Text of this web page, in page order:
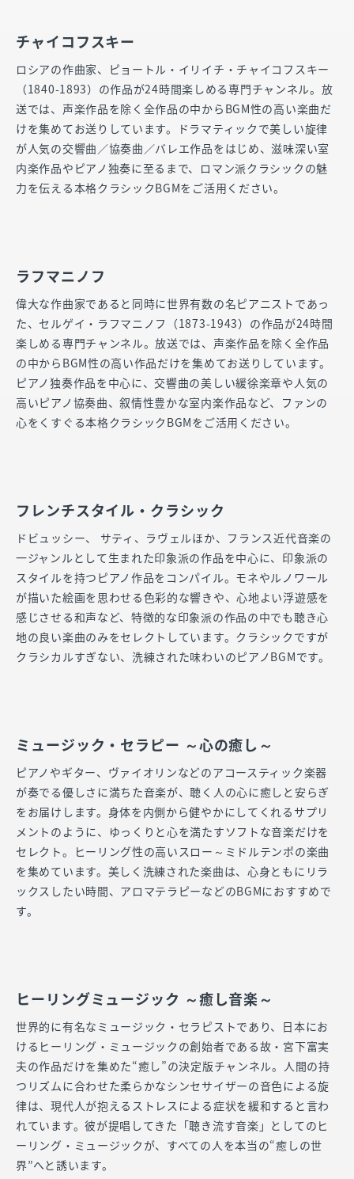
チャイコフスキー
ロシアの作曲家、ピョートル・イリイチ・チャイコフスキー
（1840-1893）の作品が24時間楽しめる専門チャンネル。放
送では、声楽作品を除く全作品の中からBGM性の高い楽曲だ
けを集めてお送りしています。ドラマティックで美しい旋律
が人気の交響曲／協奏曲／バレエ作品をはじめ、滋味深い室
内楽作品やピアノ独奏に至るまで、ロマン派クラシックの魅
力を伝える本格クラシックBGMをご活用ください。
ラフマニノフ
偉大な作曲家であると同時に世界有数の名ピアニストであっ
た、セルゲイ・ラフマニノフ（1873-1943）の作品が24時間
楽しめる専門チャンネル。放送では、声楽作品を除く全作品
の中からBGM性の高い作品だけを集めてお送りしています。
ピアノ独奏作品を中心に、交響曲の美しい緩徐楽章や人気の
高いピアノ協奏曲、叙情性豊かな室内楽作品など、ファンの
心をくすぐる本格クラシックBGMをご活用ください。
フレンチスタイル・クラシック
ドビュッシー、 サティ、ラヴェルほか、フランス近代音楽の
一ジャンルとして生まれた印象派の作品を中心に、印象派の
スタイルを持つピアノ作品をコンパイル。モネやルノワール
が描いた絵画を思わせる色彩的な響きや、心地よい浮遊感を
感じさせる和声など、特徴的な印象派の作品の中でも聴き心
地の良い楽曲のみをセレクトしています。クラシックですが
クラシカルすぎない、洗練された味わいのピアノBGMです。
ミュージック・セラピー ～心の癒し～
ピアノやギター、ヴァイオリンなどのアコースティック楽器
が奏でる優しさに満ちた音楽が、聴く人の心に癒しと安らぎ
をお届けします。身体を内側から健やかにしてくれるサプリ
メントのように、ゆっくりと心を満たすソフトな音楽だけを
セレクト。ヒーリング性の高いスロー～ミドルテンポの楽曲
を集めています。美しく洗練された楽曲は、心身ともにリラ
ックスしたい時間、アロマテラピーなどのBGMにおすすめで
す。
ヒーリングミュージック ～癒し音楽～
世界的に有名なミュージック・セラピストであり、日本にお
けるヒーリング・ミュージックの創始者である故・宮下富実
夫の作品だけを集めた“癒し”の決定版チャンネル。人間の持
つリズムに合わせた柔らかなシンセサイザーの音色による旋
律は、現代人が抱えるストレスによる症状を緩和すると言わ
れています。彼が提唱してきた「聴き流す音楽」としてのヒ
ーリング・ミュージックが、すべての人を本当の“癒しの世
界”へと誘います。